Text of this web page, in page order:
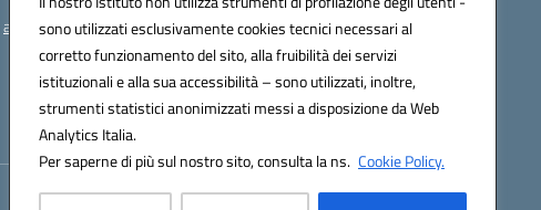
sono utilizzati esclusivamente cookies tecnici necessari al
corretto funzionamento del sito, alla fruibilità dei servizi
istituzionali e alla sua accessibilità – sono utilizzati, inoltre,
strumenti statistici anonimizzati messi a disposizione da Web
Analytics Italia.
Per saperne di più sul nostro sito, consulta la ns. Cookie Policy.
anpc010006@pec.istruzione.it